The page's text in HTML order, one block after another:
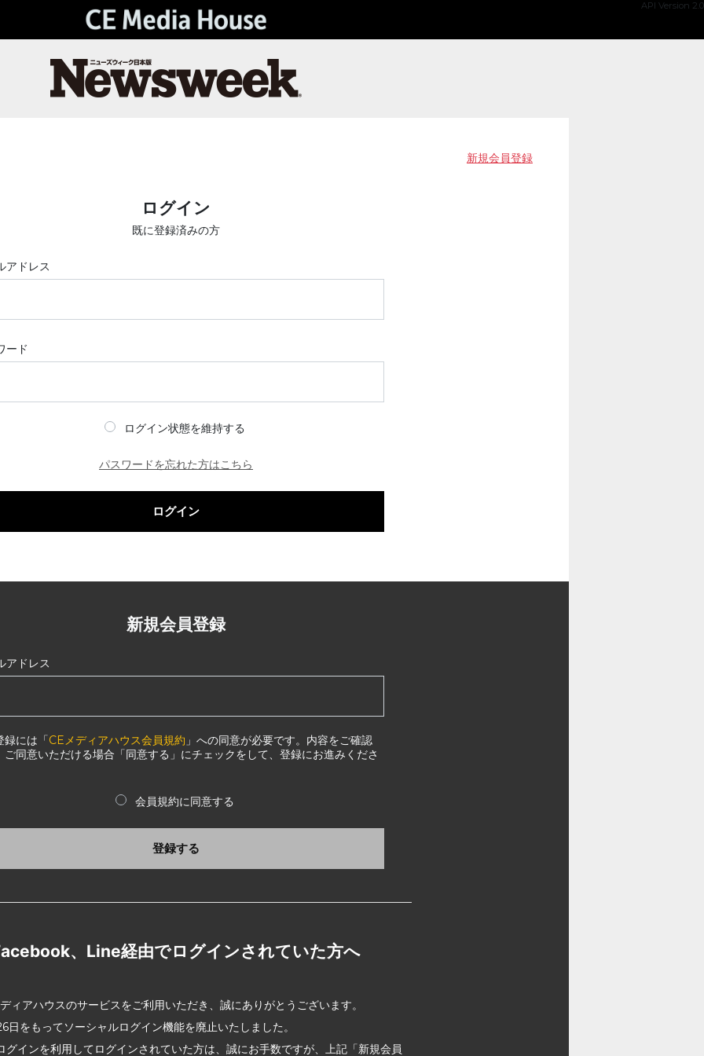
API Version 2.0
新規会員登録
ログイン
既に登録済みの方
アドレス
ード
ログイン状態を維持する
パスワードを忘れた方はこちら
ログイン
新規会員登録
アドレス
録には「CEメディアハウス会員規約 」への同意が必要です。内容をご確認
ご同意いただける場合「同意する」にチェックをして、登録にお進みくださ
会員規約に同意する
登録する
、Line経由でログインされていた方へ
ィアハウスのサービスをご利用いただき、誠にありがとうございます。
日をもってソーシャルログイン機能を廃止いたしました。
グインを利用してログインされていた方は、誠にお手数ですが、上記「新規会員